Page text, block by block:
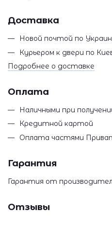
Доставка
Новой почтой по
Курьером к двери по
Подробнее о доставке
Оплата
Наличными при
Кредитной картой
Оплата частями
Гарантия
Гарантия от
Отзывы